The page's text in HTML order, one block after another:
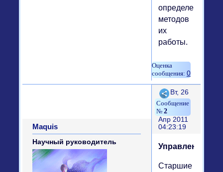
определенных
методов
их
работы.
0
Поделиться
2
Вт, 26
Апр 2011
04:23:19
Maquis
Научный руководитель
Управленцы
Старшие